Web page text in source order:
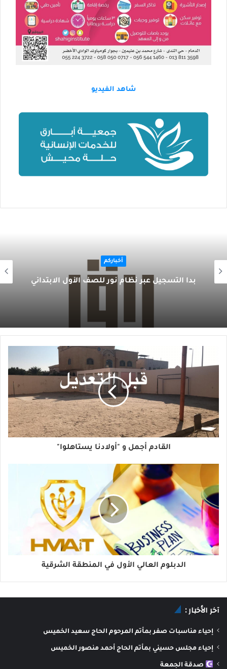
شاهد الفيديو
أخباركم
بدأ التسجيل عبر نظام نور للصف الأول الابتدائي
القادم أجمل و "أولادنا يستاهلوا"
الدبلوم العالي الأول في المنطقة الشرقية
آخر الأخبار :
إحياء مناسبات صفر بمأتم المرحوم الحاج سعيد الخميس
إحياء مجلس حسيني بمأتم الحاج أحمد منصور الخميس
صدقة الجمعة